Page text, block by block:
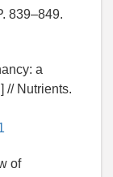
839–849.
a
// Nutrients.
of